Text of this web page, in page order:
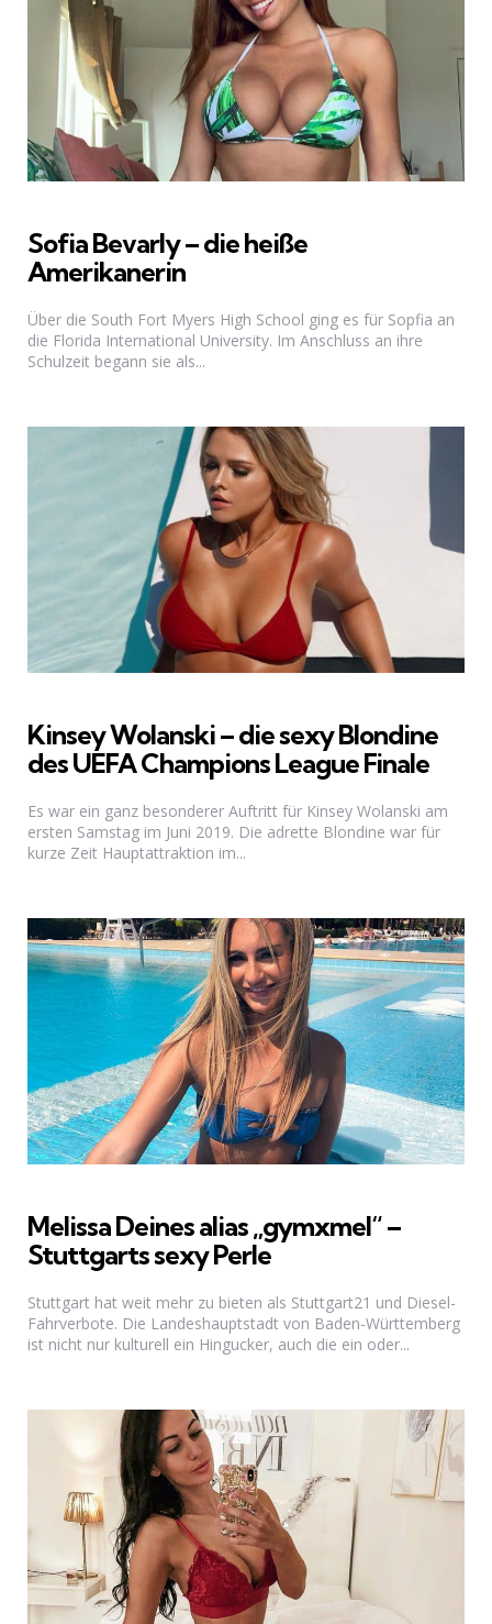
Sofia Bevarly – die heiße
Amerikanerin
Über die South Fort Myers High School ging es für Sopfia an
die Florida International University. Im Anschluss an ihre
Schulzeit begann sie als...
Kinsey Wolanski – die sexy Blondine
des UEFA Champions League Finale
Es war ein ganz besonderer Auftritt für Kinsey Wolanski am
ersten Samstag im Juni 2019. Die adrette Blondine war für
kurze Zeit Hauptattraktion im...
Melissa Deines alias „gymxmel“ –
Stuttgarts sexy Perle
Stuttgart hat weit mehr zu bieten als Stuttgart21 und Diesel-
Fahrverbote. Die Landeshauptstadt von Baden-Württemberg
ist nicht nur kulturell ein Hingucker, auch die ein oder...